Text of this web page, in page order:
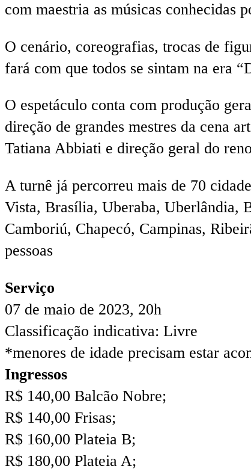
com maestria as músicas conhecidas
O cenário, coreografias, trocas de
fará com que todos se sintam na era
O espetáculo conta com produção
direção de grandes mestres da cena
Tatiana Abbiati e direção geral do
A turnê já percorreu mais de 70
Vista, Brasília, Uberaba, Uberlândia,
Camboriú, Chapecó, Campinas,
pessoas
Serviço
07 de maio de 2023, 20h
Classificação indicativa: Livre
*menores de idade precisam estar
Ingressos
R$ 140,00 Balcão Nobre;
R$ 140,00 Frisas;
R$ 160,00 Plateia B;
R$ 180,00 Plateia A;